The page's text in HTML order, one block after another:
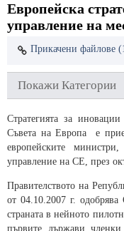
Европейска
управление на
Прикачени файлове
Покажи Категории
Стратегията за
Съвета на Европа е
европейските
управление на СЕ, през
Правителството на
от 04.10.2007 г. одобрява
страната в нейното
първите държави